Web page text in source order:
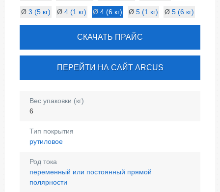
Ø 3 (5 кг) Ø 4 (1 кг) Ø 4 (6 кг) Ø 5 (1 кг) Ø 5 (6 кг)
СКАЧАТЬ ПРАЙС
ПЕРЕЙТИ НА САЙТ ARCUS
Вес упаковки (кг)
6
Тип покрытия
рутиловое
Род тока
переменный или постоянный прямой
полярности